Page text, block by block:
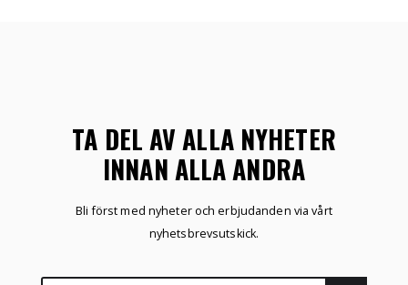
TA DEL AV ALLA NYHETER
INNAN ALLA ANDRA
Bli först med nyheter och erbjudanden via vårt
nyhetsbrevsutskick.